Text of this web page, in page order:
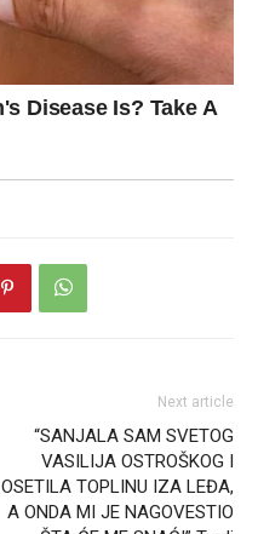
Next article
“SANJALA SAM SVETOG
VASILIJA OSTROŠKOG I
OSETILA TOPLINU IZA LEĐA,
A ONDA MI JE NAGOVESTIO